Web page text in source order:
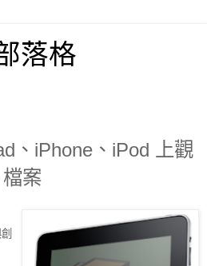
落格
、iPhone、iPod 上觀
案